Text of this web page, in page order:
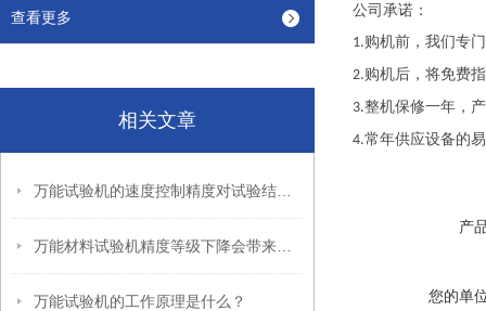
查看更多
相关文章
万能试验机的工作原理是什么？
公司承诺：
1.购机前，我们专
2.购机后，将免费
3.整机保修一年，
4.常年供应设备的
产
您的单